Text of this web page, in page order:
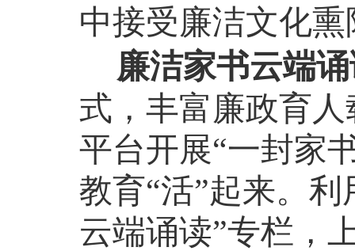
中接受廉洁文化熏
廉洁家书云端
式，丰富廉政育
平台开展“一封家
教育“活”起来。
云端诵读”专栏，